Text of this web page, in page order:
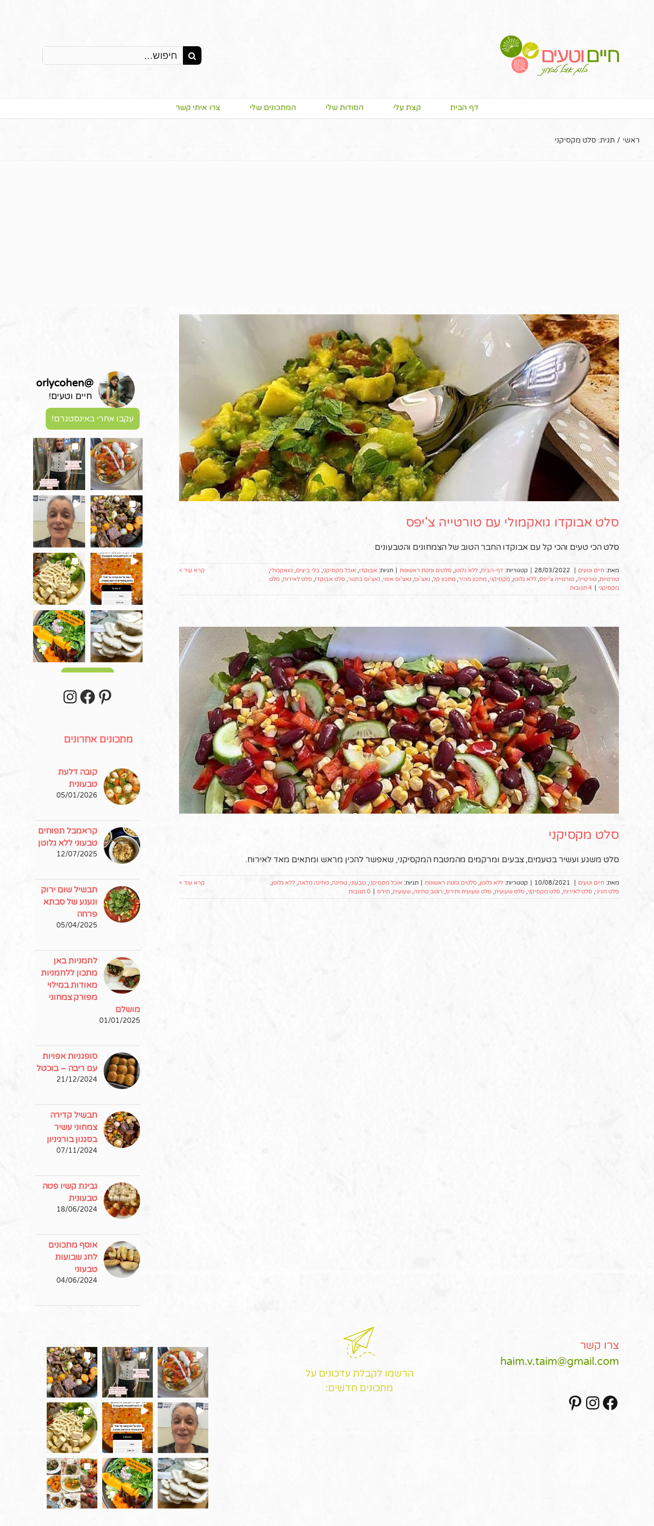
Search
for:
דף הבית קצת עלי הסודות שלי המתכונים שלי צרו איתי קשר
ראשי / תגית: סלט מקסיקני
סלט אבוקדו גואקמולי עם טורטייה צ'יפס
סלט הכי טעים והכי קל עם אבוקדו החבר הטוב של הצמחונים והטבעונים
מאת: חיים וטעים 28/03/2022 קטגוריות: דף-הבית, ללא גלוטן, סלטים ומנות ראשונות תגיות: אבוקדו, אוכל מקסיקני, בלי ביצים, גוואקמולי,
טורטיות, טורטייה, טורטייה צ'יפס, ללא גלוטן, מקסיקני, מתכון מהיר, מתכון קל, נאצ'וס, נאצ'וס אפוי, נאצ'וס בתנור, סלט אבוקדו, סלט לאירוח, סלט
מקסיקני
4 תגובות
קרא עוד >
סלט מקסיקני
סלט משגע ועשיר בטעמים, צבעים ומרקמים מהמטבח המקסיקני, שאפשר להכין מראש ומתאים מאד לאירוח.
מאת: חיים וטעים 10/08/2021 קטגוריות: ללא גלוטן, סלטים ומנות ראשונות תגיות: אוכל מקסיקני, טבעוני, טחינה, טחינה מלאה, ללא גלוטן,
סלט חגיגי, סלט לאירוח, סלט מקסיקני, סלט שעועית, סלט שעועית ותירס, רוטב טחינה, שעועית, תירס 0 תגובות
קרא עוד >
@
orlycohen
חיים וטעים!
עקבו אחרי באינסטגרם!
Pinterest
מתכונים אחרונים
קובה דלעת
טבעונית
05/01/2026
קראמבל תפוחים
טבעוני ללא גלוטן
12/07/2025
תבשיל שום ירוק
ונענע של סבתא
פרחה
05/04/2025
לחמניות באן
מתכון ללחמניות
מאודות במילוי
מפורק צמחוני
מושלם
01/01/2025
סופגניות אפויות
עם ריבה – בוכטל
21/12/2024
תבשיל קדירה
צמחוני עשיר
בסגנון בורגיניון
07/11/2024
גבינת קשיו פטה
טבעונית
18/06/2024
אוסף מתכונים
לחג שבועות
טבעוני
04/06/2024
צרו קשר
haim.v.taim@gmail.com
Facebook
Instagram
הרשמו לקבלת עדכונים על
מתכונים חדשים: